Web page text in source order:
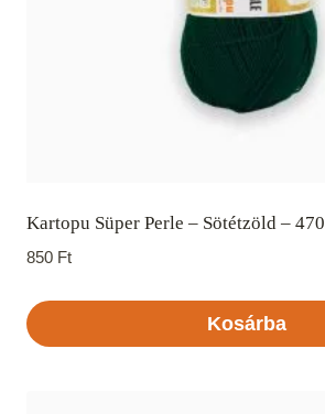
Kartopu Süper Perle – Sötétzöld – 470
850 Ft
Kosárba